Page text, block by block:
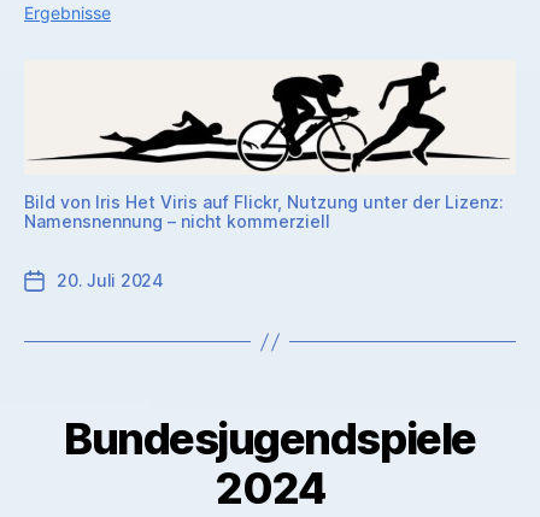
Ergebnisse
Bild von Iris Het Viris auf Flickr, Nutzung unter der Lizenz:
Namensnennung – nicht kommerziell
20. Juli 2024
Bundesjugendspiele
2024